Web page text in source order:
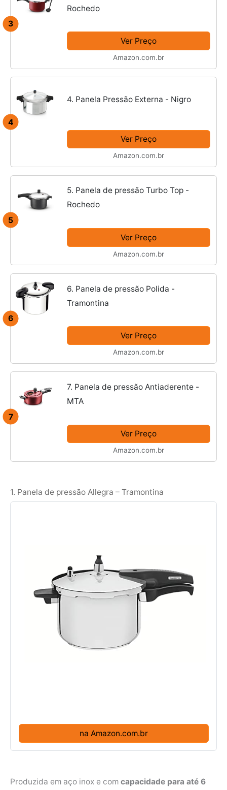
3
Rochedo
Ver Preço
Amazon.com.br
4
4. Panela Pressão Externa - Nigro
Ver Preço
Amazon.com.br
5
5. Panela de pressão Turbo Top -
Rochedo
Ver Preço
Amazon.com.br
6
6. Panela de pressão Polida -
Tramontina
Ver Preço
Amazon.com.br
7
7. Panela de pressão Antiaderente -
MTA
Ver Preço
Amazon.com.br
1. Panela de pressão Allegra – Tramontina
na Amazon.com.br
Produzida em aço inox e com capacidade para até 6